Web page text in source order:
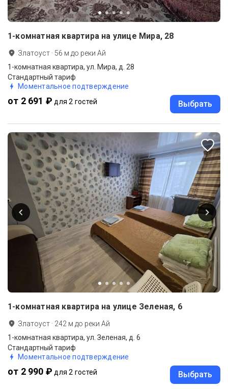
1-комнатная квартира на улице Мира, 28
Златоуст · 56 м до реки Ай
1-комнатная квартира, ул. Мира, д. 28
Стандартный тариф
Моментальное подтверждение
от 2 691 ₽ для 2 гостей Выбрать
1-комнатная квартира на улице Зеленая, 6
Златоуст · 242 м до реки Ай
1-комнатная квартира, ул. Зеленая, д. 6
Стандартный тариф
Моментальное подтверждение
от 2 990 ₽ для 2 гостей Выбрать